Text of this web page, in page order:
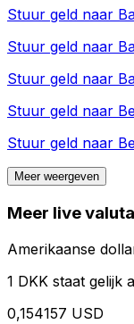
Stuur geld naar
Stuur geld naar
Stuur geld naar
Stuur geld naar
Stuur geld naar
Meer weergeven
Meer live
Amerikaanse
1 DKK staat gelijk
0,154157 USD